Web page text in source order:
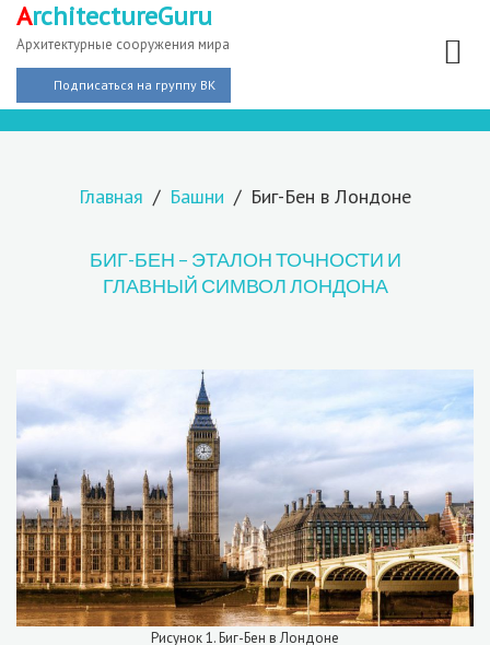
ArchitectureGuru
Архитектурные сооружения мира
Подписаться на группу ВК
Главная Башни Биг-Бен в Лондоне
БИГ-БЕН – ЭТАЛОН ТОЧНОСТИ И
ГЛАВНЫЙ СИМВОЛ ЛОНДОНА
Рисунок 1. Биг-Бен в Лондоне